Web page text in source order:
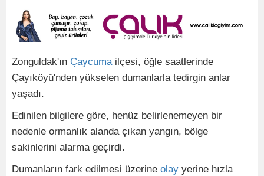
Zonguldak'ın Çaycumailçesi, öğle saatlerinde
Çayıköyü'nden yükselen dumanlarla tedirgin anlar
yaşadı.
Edinilen bilgilere göre, henüz belirlenemeyen bir
nedenle ormanlık alanda çıkan yangın, bölge
sakinlerini alarma geçirdi.
Dumanların fark edilmesi üzerine olay yerine hızla